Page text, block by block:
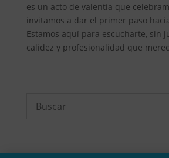
es un acto de valentía que
invitamos a dar el primer paso
Estamos aquí para escucharte, sin
calidez y profesionalidad que